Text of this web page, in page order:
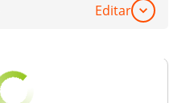
Editar